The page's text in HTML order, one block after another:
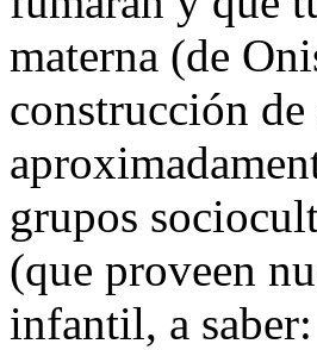
materna (de
construcción
grupos
(que proveen
infantil, a